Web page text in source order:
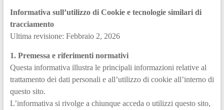
Informativa sull’utilizzo di Cookie e tecnologie similari di
tracciamento
Ultima revisione: Febbraio 2, 2026
1. Premessa e riferimenti normativi
Questa informativa illustra le principali informazioni relative al
trattamento dei dati personali e all’utilizzo di cookie all’interno di
questo sito.
L’informativa si rivolge a chiunque acceda o utilizzi questo sito,